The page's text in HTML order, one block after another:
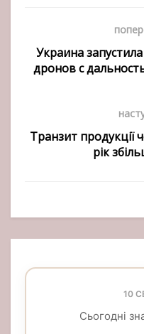
Украина
дронов с
Транзит продукції
рік
10
Сьогодні